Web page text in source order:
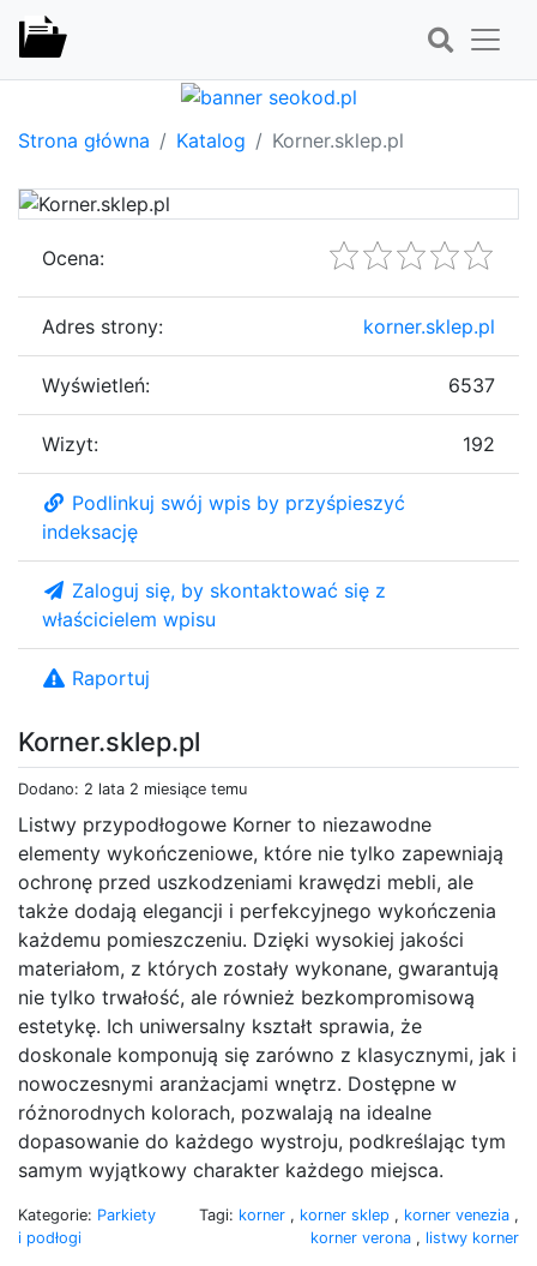
Strona główna Katalog Korner.sklep.pl
Korner.sklep.pl
Dodano: 2 lata 2 miesiące temu
Listwy przypodłogowe Korner to niezawodne
elementy wykończeniowe, które nie tylko zapewniają
ochronę przed uszkodzeniami krawędzi mebli, ale
także dodają elegancji i perfekcyjnego wykończenia
każdemu pomieszczeniu. Dzięki wysokiej jakości
materiałom, z których zostały wykonane, gwarantują
nie tylko trwałość, ale również bezkompromisową
estetykę. Ich uniwersalny kształt sprawia, że
doskonale komponują się zarówno z klasycznymi, jak i
nowoczesnymi aranżacjami wnętrz. Dostępne w
różnorodnych kolorach, pozwalają na idealne
dopasowanie do każdego wystroju, podkreślając tym
samym wyjątkowy charakter każdego miejsca.
Kategorie: Parkiety
i podłogi
Tagi: korner , korner sklep , korner venezia ,
korner verona , listwy korner
Ocena:
Adres strony: korner.sklep.pl
Wyświetleń: 6537
Wizyt: 192
Podlinkuj swój wpis by przyśpieszyć
indeksację
Zaloguj się, by skontaktować się z
właścicielem wpisu
Raportuj